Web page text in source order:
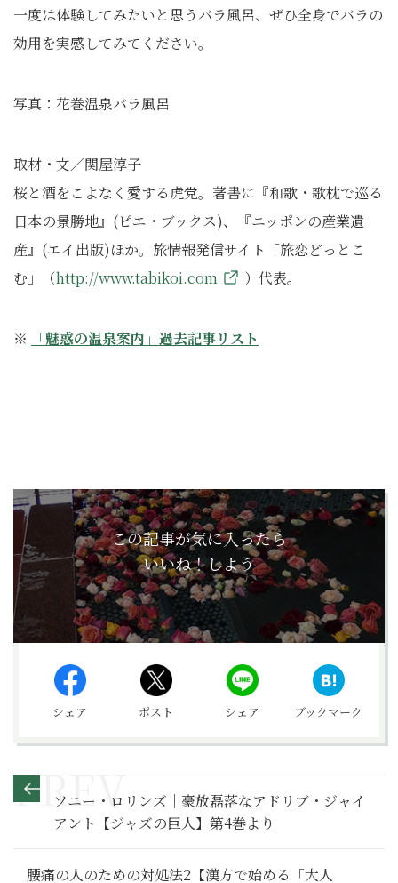
一度は体験してみたいと思うバラ風呂、ぜひ全身でバラの
効用を実感してみてください。
写真：花巻温泉バラ風呂
取材・文／関屋淳子
桜と酒をこよなく愛する虎党。著書に『和歌・歌枕で巡る
日本の景勝地』(ピエ・ブックス)、『ニッポンの産業遺
産』(エイ出版)ほか。旅情報発信サイト「旅恋どっとこ
む」（http://www.tabikoi.com ）代表。
※ 「魅惑の温泉案内」過去記事リスト
この記事が気に入ったら
いいね！しよう
シェア ポスト シェア ブックマーク
ソニー・ロリンズ｜豪放磊落なアドリブ・ジャイ
アント【ジャズの巨人】第4巻より
腰痛の人のための対処法2【漢方で始める「大人